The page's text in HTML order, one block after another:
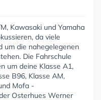
Kawasaki und Yamaha
da viele
um die nahegelegenen
Die Fahrschule
um deine Klasse A1,
B96, Klasse AM,
Mofa -
Osterhues Werner